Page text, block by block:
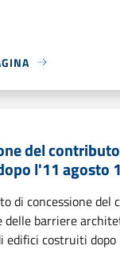
del
l'11 agosto
di concessione del
delle barriere
edifici costruiti dopo